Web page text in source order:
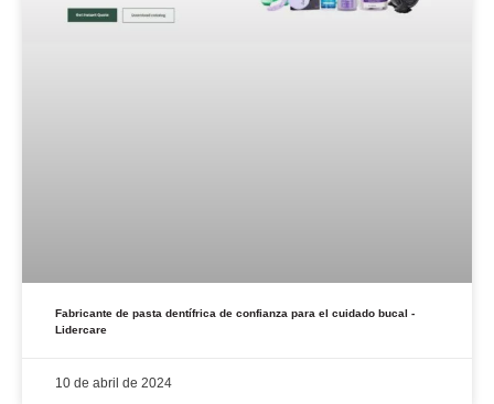
Fabricante de pasta dentífrica de confianza para el cuidado bucal -
Lidercare
10 de abril de 2024